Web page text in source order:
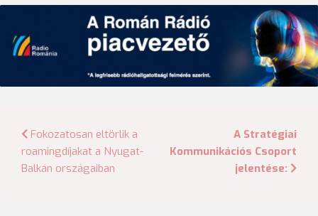
Bejegyzés
navigáció
Fokozatosan eltörlik a
roamingdíjakat a Nyugat-
Balkán országaiban
A Stratégiai
Kommunikációs Csoport
jelentése: